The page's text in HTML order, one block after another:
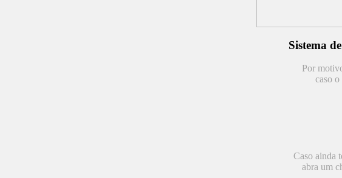
Sistema
Por
caso o
Caso ainda
abra um